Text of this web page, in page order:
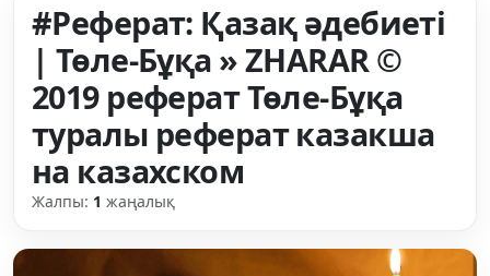
#Реферат: Қазақ әдебиеті
| Төле-Бұқа » ZHARAR ©
2019 реферат Төле-Бұқа
туралы реферат казакша
на казахском
Жалпы: 1 жаңалық